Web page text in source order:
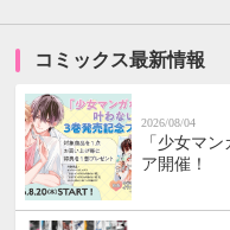
コミックス最新情報
2026/08/04
「少女マ
ア開催！